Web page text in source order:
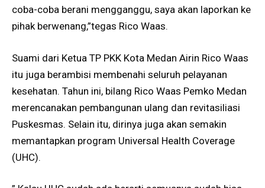
coba-coba berani mengganggu, saya akan laporkan ke
pihak berwenang,”tegas Rico Waas.
Suami dari Ketua TP PKK Kota Medan Airin Rico Waas
itu juga berambisi membenahi seluruh pelayanan
kesehatan. Tahun ini, bilang Rico Waas Pemko Medan
merencanakan pembangunan ulang dan revitasiliasi
Puskesmas. Selain itu, dirinya juga akan semakin
memantapkan program Universal Health Coverage
(UHC).